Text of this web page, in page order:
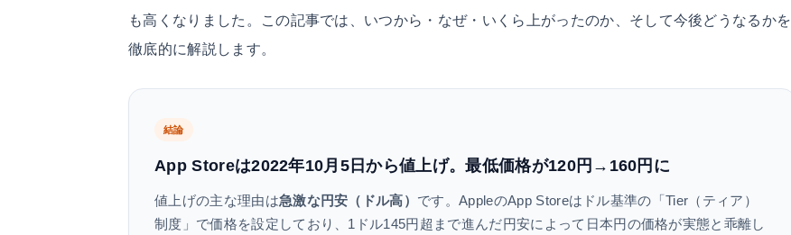
も高くなりました。この記事では、いつから・なぜ・いくら上がったのか、そして今後どうなるかを
徹底的に解説します。
結論
App Storeは2022年10月5日から値上げ。最低価格が120円→160円に
値上げの主な理由は急激な円安（ドル高） です。AppleのApp Storeはドル基準の「Tier（ティア）
制度」で価格を設定しており、1ドル145円超まで進んだ円安によって日本円の価格が実態と乖離し